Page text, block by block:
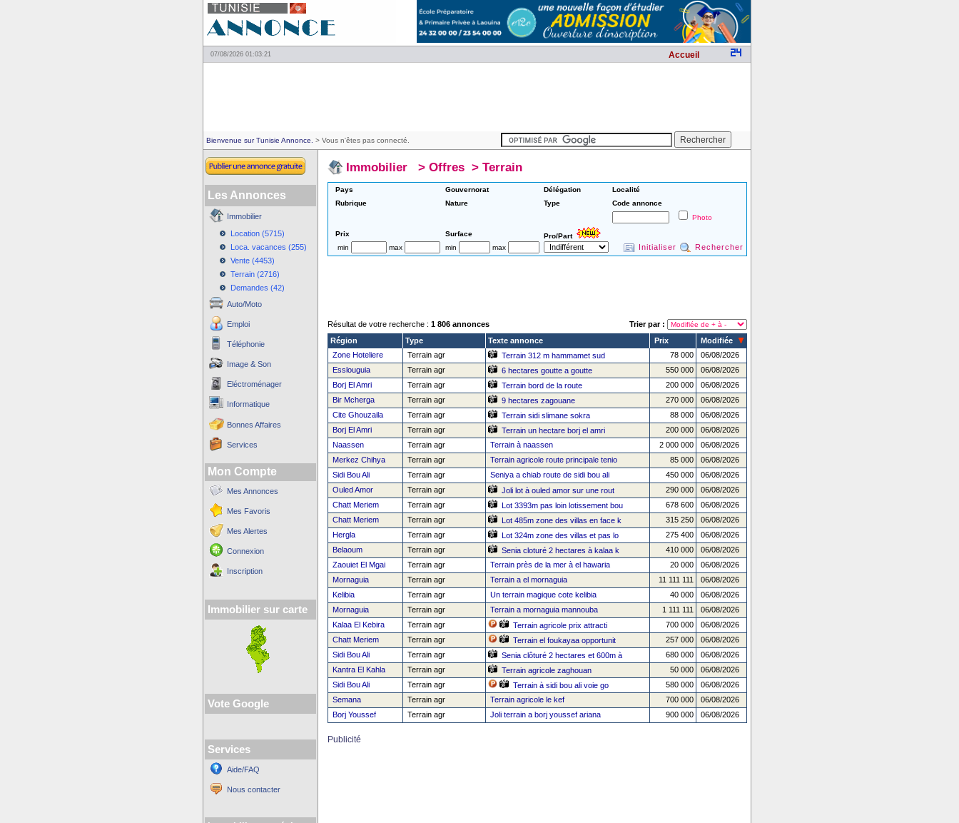
07/08/2026 01:03:21 Accueil
Bienvenue sur Tunisie Annonce. > Vous n'êtes pas connecté.
Les Annonces
Immobilier
Location (5715)
Loca. vacances (255)
Vente (4453)
Terrain (2716)
Demandes (42)
Auto/Moto
Emploi
Téléphonie
Image & Son
Eléctroménager
Informatique
Bonnes Affaires
Services
Mon Compte
Mes Annonces
Mes Favoris
Mes Alertes
Connexion
Inscription
Immobilier sur carte
Vote Google
Services
Aide/FAQ
Nous contacter
Immobilier > Offres> Terrain
Pays Gouvernorat Délégation
Localité
Rubrique
Nature Type
Code annonce
Photo
Prix Surface
Pro/Part
min
max min max Initialiser Rechercher
Résultat de votre recherche : 1 806 annonces
Trier par :
Région
Type Texte annonce Prix
Modifiée
Zone Hoteliere
Terrain agr Terrain 312 m hammamet sud 78 000
06/08/2026
Esslouguia
Terrain agr 6 hectares goutte a goutte 550 000
06/08/2026
Borj El Amri
Terrain agr Terrain bord de la route 200 000
06/08/2026
Bir Mcherga
Terrain agr 9 hectares zagouane 270 000
06/08/2026
Cite Ghouzaila
Terrain agr Terrain sidi slimane sokra 88 000
06/08/2026
Borj El Amri
Terrain agr Terrain un hectare borj el amri 200 000
06/08/2026
Naassen
Terrain agr Terrain à naassen 2 000 000
06/08/2026
Merkez Chihya
Terrain agr Terrain agricole route principale tenio 85 000
06/08/2026
Sidi Bou Ali
Terrain agr Seniya a chiab route de sidi bou ali 450 000
06/08/2026
Ouled Amor
Terrain agr Joli lot à ouled amor sur une rout 290 000
06/08/2026
Chatt Meriem
Terrain agr Lot 3393m pas loin lotissement bou 678 600
06/08/2026
Chatt Meriem
Terrain agr Lot 485m zone des villas en face k 315 250
06/08/2026
Hergla
Terrain agr Lot 324m zone des villas et pas lo 275 400
06/08/2026
Belaoum
Terrain agr Senia cloturé 2 hectares à kalaa k 410 000
06/08/2026
Zaouiet El Mgai
Terrain agr Terrain près de la mer à el hawaria 20 000
06/08/2026
Mornaguia
Terrain agr Terrain a el mornaguia 11 111 111
06/08/2026
Kelibia
Terrain agr Un terrain magique cote kelibia 40 000
06/08/2026
Mornaguia
Terrain agr Terrain a mornaguia mannouba 1 111 111
06/08/2026
Kalaa El Kebira
Terrain agr Terrain agricole prix attracti 700 000
06/08/2026
Chatt Meriem
Terrain agr Terrain el foukayaa opportunit 257 000
06/08/2026
Sidi Bou Ali
Terrain agr Senia clôturé 2 hectares et 600m à 680 000
06/08/2026
Kantra El Kahla
Terrain agr Terrain agricole zaghouan 50 000
06/08/2026
Sidi Bou Ali
Terrain agr Terrain à sidi bou ali voie go 580 000
06/08/2026
Semana
Terrain agr Terrain agricole le kef 700 000
06/08/2026
Borj Youssef
Terrain agr Joli terrain a borj youssef ariana 900 000 06/08/2026
Publicité